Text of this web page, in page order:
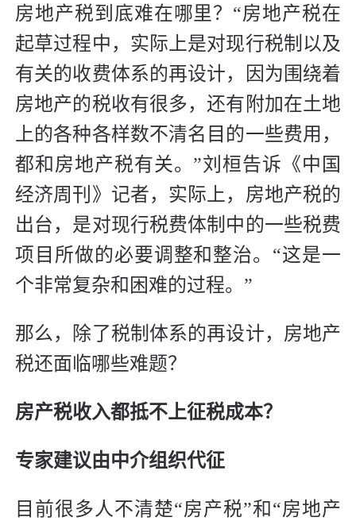
房地产税到底难在哪里？“房地产税在
起草过程中，实际上是对现行税制以及
有关的收费体系的再设计，因为围绕着
房地产的税收有很多，还有附加在土地
上的各种各样数不清名目的一些费用，
都和房地产税有关。”刘桓告诉《中国
经济周刊》记者，实际上，房地产税的
出台，是对现行税费体制中的一些税费
项目所做的必要调整和整治。“这是一
个非常复杂和困难的过程。”
那么，除了税制体系的再设计，房地产
税还面临哪些难题？
房产税收入都抵不上征税成本？
专家建议由中介组织代征
目前很多人不清楚“房产税”和“房地产